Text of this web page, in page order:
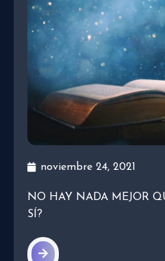
noviembre 24, 2021
NO HAY NADA MEJOR
SÍ?